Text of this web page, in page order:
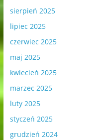
sierpień 2025
lipiec 2025
czerwiec 2025
maj 2025
kwiecień 2025
marzec 2025
luty 2025
styczeń 2025
grudzień 2024